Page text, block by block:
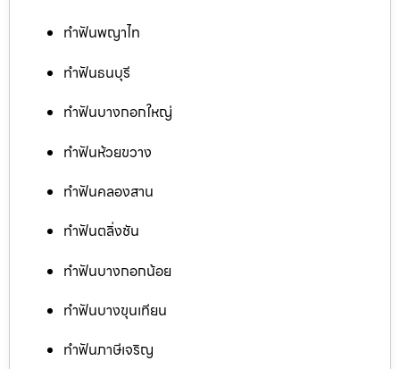
ทำฟันพญาไท
ทำฟันธนบุรี
ทำฟันบางกอกใหญ่
ทำฟันห้วยขวาง
ทำฟันคลองสาน
ทำฟันตลิ่งชัน
ทำฟันบางกอกน้อย
ทำฟันบางขุนเทียน
ทำฟันภาษีเจริญ